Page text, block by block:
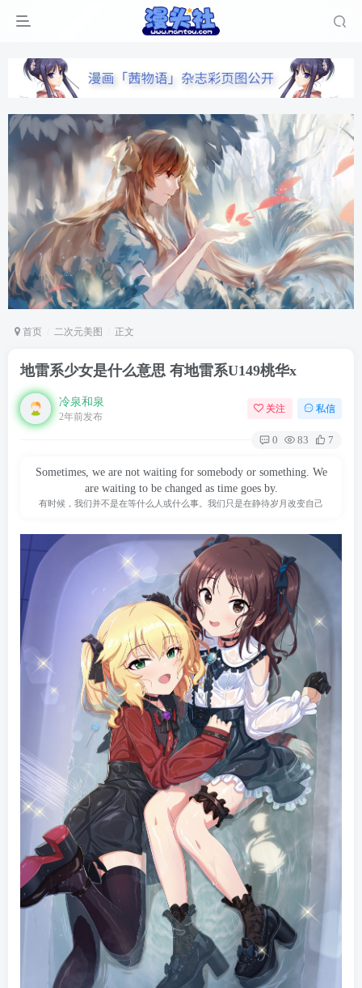
首页 二次元美图 正文
地雷系少女是什么意思 有地雷系U149桃华x
冷泉和泉
2年前发布
关注 私信
0 83 7
Sometimes, we are not waiting for somebody or something. We
are waiting to be changed as time goes by.
有时候，我们并不是在等什么人或什么事。我们只是在静待岁月改变自己